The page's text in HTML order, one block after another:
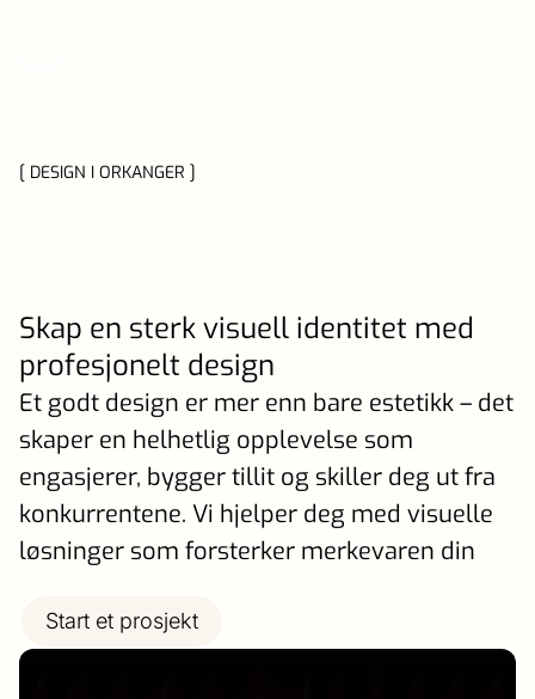
[ DESIGN I ORKANGER ]
Skap en sterk visuell identitet med
profesjonelt design
Et godt design er mer enn bare estetikk – det
skaper en helhetlig opplevelse som
engasjerer, bygger tillit og skiller deg ut fra
konkurrentene. Vi hjelper deg med visuelle
løsninger som forsterker merkevaren din
Start et prosjekt